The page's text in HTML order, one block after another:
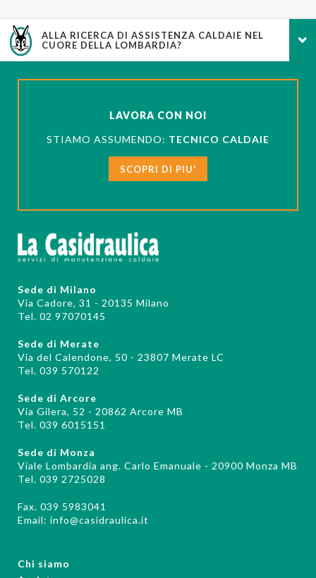
ALLA RICERCA DI ASSISTENZA CALDAIE NEL
CUORE DELLA LOMBARDIA?
LAVORA CON NOI
STIAMO ASSUMENDO: TECNICO CALDAIE
SCOPRI DI PIU'
Sede di Milano
Via Cadore, 31 - 20135 Milano
Tel. 02 97070145
Sede di Merate
Via del Calendone, 50 - 23807 Merate LC
Tel. 039 570122
Sede di Arcore
Via Gilera, 52 - 20862 Arcore MB
Tel. 039 6015151
Sede di Monza
Viale Lombardia ang. Carlo Emanuale - 20900 Monza MB
Tel. 039 2725028
Fax. 039 5983041
Email: info@casidraulica.it
Chi siamo